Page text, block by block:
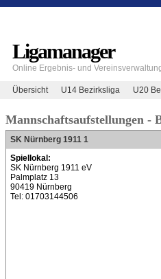
Ligamanager
Online Ergebnis- und
Übersicht U14 Bezirksliga U20
Mannschaftsaufstellungen -
SK Nürnberg 1911 1
Spiellokal:
SK Nürnberg 1911 eV
Palmplatz 13
90419 Nürnberg
Tel: 01703144506